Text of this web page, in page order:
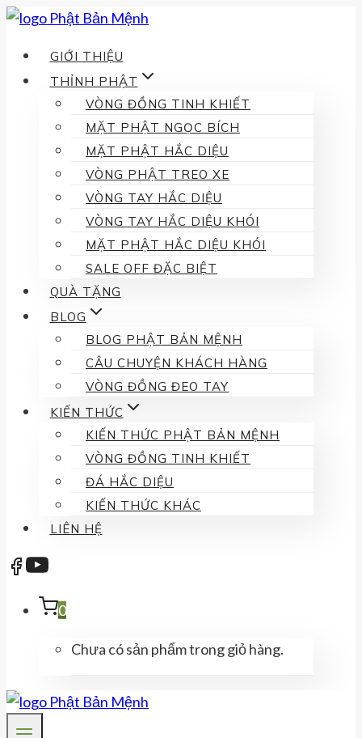
Skip
contentGIỚI THIỆU
THỈNH PHẬT
VÒNG ĐỒNG TINH KHIẾT
MẶT PHẬT NGỌC BÍCH
MẶT PHẬT HẮC DIỆU
VÒNG PHẬT TREO XE
VÒNG TAY HẮC DIỆU
VÒNG TAY HẮC DIỆU KHÓI
MẶT PHẬT HẮC DIỆU KHÓI
SALE OFF ĐẶC BIỆT
QUÀ TẶNG
BLOG
BLOG PHẬT BẢN MỆNH
CÂU CHUYỆN KHÁCH HÀNG
VÒNG ĐỒNG ĐEO TAY
KIẾN THỨC
KIẾN THỨC PHẬT BẢN MỆNH
VÒNG ĐỒNG TINH KHIẾT
ĐÁ HẮC DIỆU
KIẾN THỨC KHÁC
LIÊN HỆ
0
Chưa có sản phẩm trong giỏ hàng.